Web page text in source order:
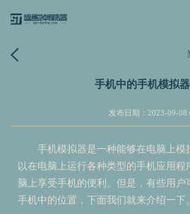
手机中的手机模拟
发布日期：2023-09-08
手机模拟器是一种能够在电脑上模
以在电脑上运行各种类型的手机应用
脑上享受手机的便利。但是，有些用户
手机中的位置，下面我们就来介绍一下。